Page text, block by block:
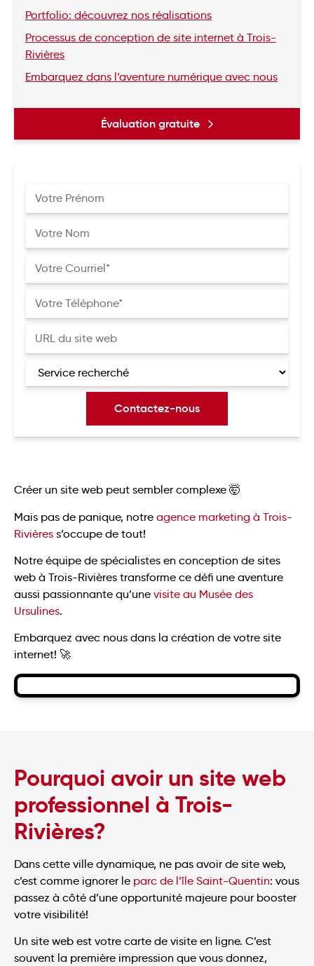
Portfolio: découvrez nos réalisations
Processus de conception de site internet à Trois-
Rivières
Embarquez dans l’aventure numérique avec nous
Évaluation gratuite
Créer un site web peut sembler complexe 🤯
Mais pas de panique, notre agence marketing à Trois-
Rivières s’occupe de tout!
Notre équipe de spécialistes en conception de sites
web à Trois-Rivières transforme ce défi une aventure
aussi passionnante qu’une visite au Musée des
Ursulines.
Embarquez avec nous dans la création de votre site
internet! 🚀
Pourquoi avoir un site web
professionnel à Trois-
Rivières?
Dans cette ville dynamique, ne pas avoir de site web,
c’est comme ignorer le parc de l’île Saint-Quentin: vous
passez à côté d’une opportunité majeure pour booster
votre visibilité!
Un site web est votre carte de visite en ligne. C’est
souvent la première impression que vous donnez,